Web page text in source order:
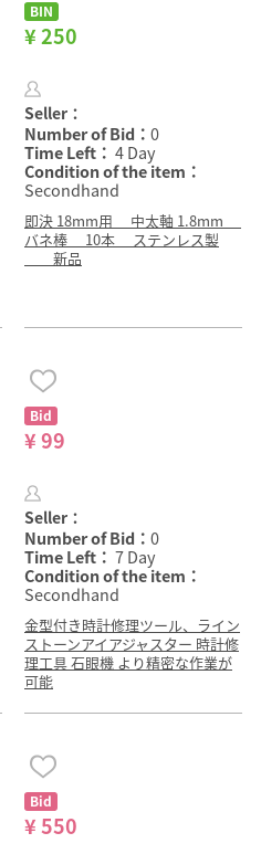
BIN
¥ 250
Seller：
Number of Bid： 0
Time Left： 4 Day
Condition of the item：
Secondhand
即決 18mm用 中太軸 1.8mm
バネ棒 10本 ステンレス製
新品
Bid
¥ 99
Seller：
Number of Bid： 0
Time Left： 7 Day
Condition of the item：
Secondhand
金型付き時計修理ツール、ライン
ストーンアイアジャスター 時計修
理工具 石眼機 より精密な作業が
可能
Bid
¥ 550